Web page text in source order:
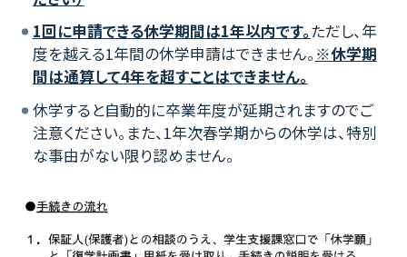
1回に申請できる休学期間は1年以内です。ただし、年
度を越える1年間の休学申請はできません。 ※休学期
間は通算して4年を超すことはできません。
休学すると自動的に卒業年度が延期されますのでご
注意ください。また、1年次春学期からの休学は、特別
な事由がない限り認めません。